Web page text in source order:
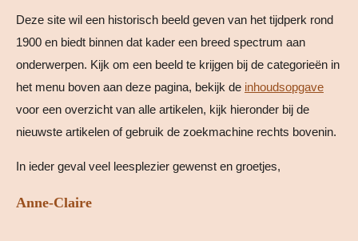
Deze site wil een historisch beeld geven van het tijdperk rond
1900 en biedt binnen dat kader een breed spectrum aan
onderwerpen. Kijk om een beeld te krijgen bij de categorieën in
het menu boven aan deze pagina, bekijk de inhoudsopgave
voor een overzicht van alle artikelen, kijk hieronder bij de
nieuwste artikelen of gebruik de zoekmachine rechts bovenin.
In ieder geval veel leesplezier gewenst en groetjes,
Anne-Claire